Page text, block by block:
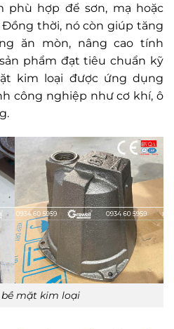
phù hợp để sơn, mạ hoặc
thời, nó còn giúp tăng
ăn mòn, nâng cao tính
phẩm đạt tiêu chuẩn kỹ
kim loại được ứng dụng
công nghiệp như cơ khí, ô
bề mặt kim loại